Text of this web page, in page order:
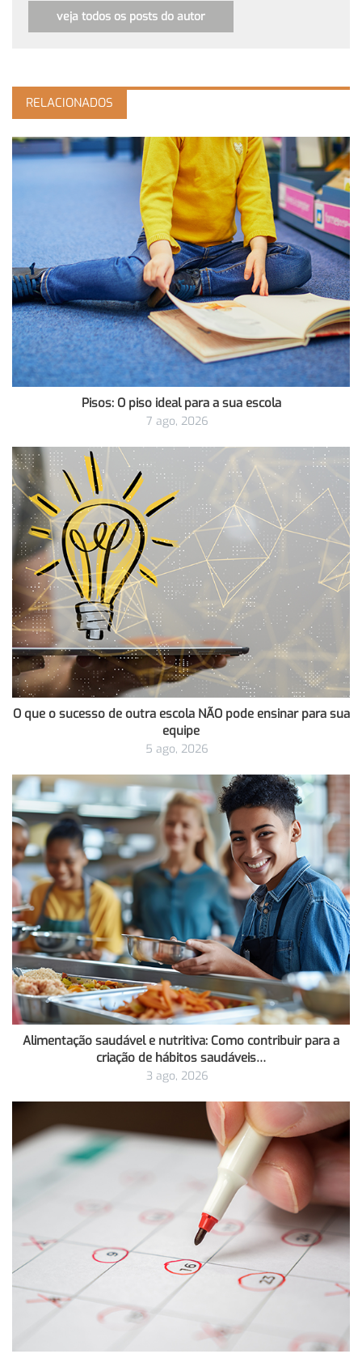
veja todos os posts do autor
RELACIONADOS
Pisos: O piso ideal para a sua escola
7 ago, 2026
O que o sucesso de outra escola NÃO pode ensinar para sua
equipe
5 ago, 2026
Alimentação saudável e nutritiva: Como contribuir para a
criação de hábitos saudáveis…
3 ago, 2026